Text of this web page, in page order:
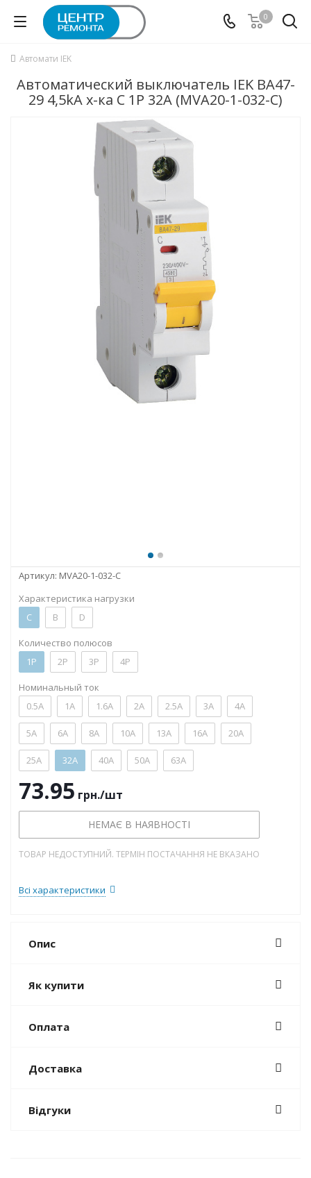
0
Автомати IEK
Автоматический выключатель IEK ВА47-
29 4,5kA х-ка C 1P 32А (MVA20-1-032-C)
Артикул: MVA20-1-032-C
Характеристика нагрузки
C
B D
Количество полюсов
1P
2P 3P 4P
Номинальный ток
0.5А
1А 1.6А 2А 2.5А 3А 4А
5А 6А 8А 10А 13А 16А 20А
25А 32А 40А 50А 63А
73.95 грн./шт
НЕМАЄ В НАЯВНОСТІ
ТОВАР НЕДОСТУПНИЙ. ТЕРМІН ПОСТАЧАННЯ НЕ ВКАЗАНО
Всі характеристики
Опис
Як купити
Оплата
Доставка
Відгуки